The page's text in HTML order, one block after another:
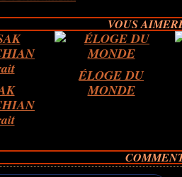
VOUS
ÉLOGE DU
MONDE